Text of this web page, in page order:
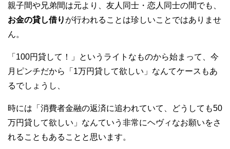
親子間や兄弟間は元より、友人同士・恋人同士の間でも、
お金の貸し借り が行われることは珍しいことではありませ
ん。
「100円貸して！」というライトなものから始まって、今
月ピンチだから「1万円貸して欲しい」なんてケースもあ
るでしょうし、
時には「消費者金融の返済に追われていて、どうしても50
万円貸して欲しい」なんていう非常にヘヴィなお願いをさ
れることもあることと思います。